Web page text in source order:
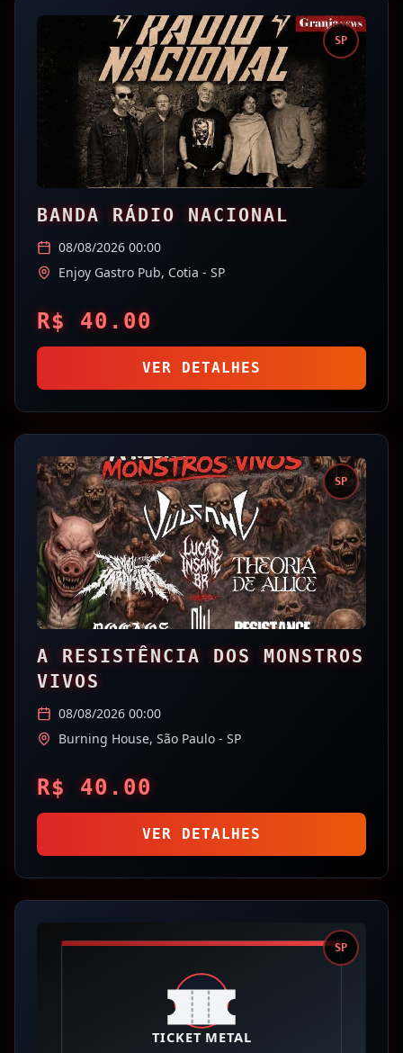
SP
BANDA RÁDIO NACIONAL
08/08/2026 00:00
Enjoy Gastro Pub, Cotia - SP
R$ 40.00
VER DETALHES
SP
A RESISTÊNCIA DOS MONSTROS
VIVOS
08/08/2026 00:00
Burning House, São Paulo - SP
R$ 40.00
VER DETALHES
SP